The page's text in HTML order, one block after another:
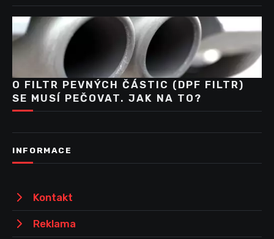
O FILTR PEVNÝCH ČÁSTIC (DPF FILTR)
SE MUSÍ PEČOVAT. JAK NA TO?
INFORMACE
Kontakt
Reklama